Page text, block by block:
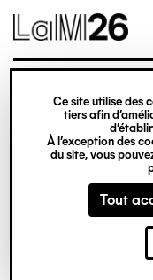
Gestion des cookies
Ce site utilise des
tiers afin
À l’exception des
du site, vous
Tout
contenu